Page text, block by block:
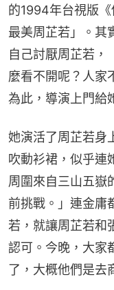
的1994年台視版
最美周芷若」。其
自己討厭周芷若，
麼看不開呢？人家
為此，導演上門給
她演活了周芷若身
吹動衫裙，似乎連
周圍來自三山五嶽
前挑戰。」連金庸
若，就讓周芷若和
認可。今晚，大家
了，大概他們是去